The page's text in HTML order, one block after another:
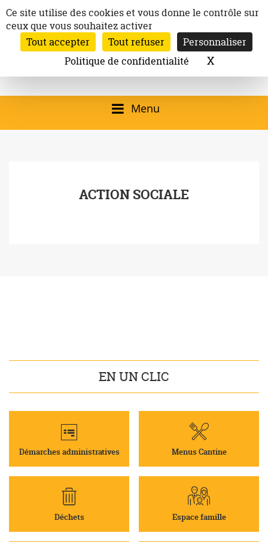
au
contenu
Ville de
Launaguet
Site officiel de la
Mairie de
Launaguet (31140)
qui présente la ville,
programmation
Inscription à la newsletter
Email:
Rechercher
Menu
ACTION SOCIALE
EN UN CLIC
Démarches administratives Menus Cantine
Déchets Espace famille
Panneau de gestion des cookies
Ce site utilise des cookies et vous donne le contrôle sur
ceux que vous souhaitez activer
Tout accepter
Tout refuser
Personnaliser
Politique de confidentialité
XMasquer